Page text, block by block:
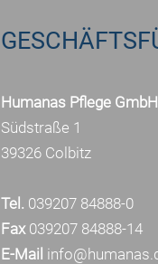
Humanas Pflege
Südstraße 1
39326 Colbitz
Tel. 039207 84888-0
Fax039207 84888-14
E-Mail